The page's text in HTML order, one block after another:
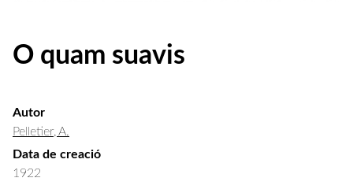
O quam suavis
Autor
Pelletier, A.
Data de creació
1922